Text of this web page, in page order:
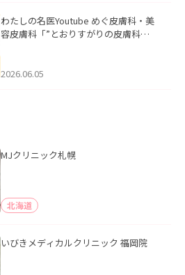
わたしの名医Youtube めぐ皮膚科・美
容皮膚科「”とおりすがりの皮膚科
2026.06.05
MJクリニック札幌
北海道
いびきメディカルクリニック 福岡院